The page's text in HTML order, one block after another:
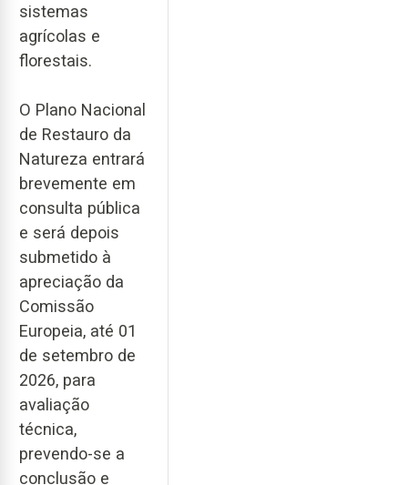
sistemas
agrícolas e
florestais.
O Plano Nacional
de Restauro da
Natureza entrará
brevemente em
consulta pública
e será depois
submetido à
apreciação da
Comissão
Europeia, até 01
de setembro de
2026, para
avaliação
técnica,
prevendo-se a
conclusão e